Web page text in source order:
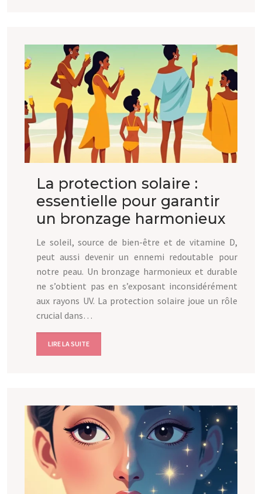
La protection solaire :
essentielle pour garantir
un bronzage harmonieux
Le soleil, source de bien-être et de vitamine D,
peut aussi devenir un ennemi redoutable pour
notre peau. Un bronzage harmonieux et durable
ne s’obtient pas en s’exposant inconsidérément
aux rayons UV. La protection solaire joue un rôle
crucial dans…
LIRE LA SUITE